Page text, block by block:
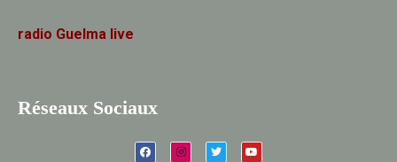
radio Guelma live
Réseaux Sociaux